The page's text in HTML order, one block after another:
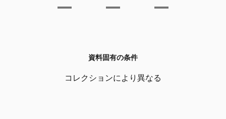
資料固有の条件
コレクションにより異なる